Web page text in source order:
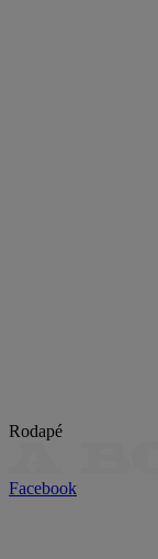
Rodapé
Facebook